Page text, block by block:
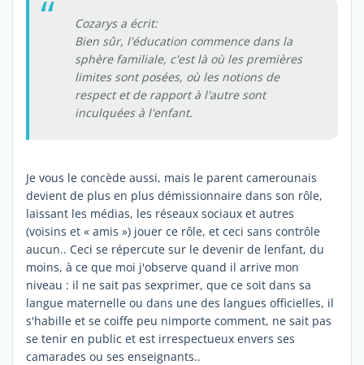
Cozarys a écrit:
Bien sûr, l'éducation commence dans la
sphère familiale, c'est là où les premières
limites sont posées, où les notions de
respect et de rapport à l'autre sont
inculquées à l'enfant.
Je vous le concède aussi, mais le parent camerounais
devient de plus en plus démissionnaire dans son rôle,
laissant les médias, les réseaux sociaux et autres
(voisins et « amis ») jouer ce rôle, et ceci sans contrôle
aucun.. Ceci se répercute sur le devenir de lenfant, du
moins, à ce que moi j'observe quand il arrive mon
niveau : il ne sait pas sexprimer, que ce soit dans sa
langue maternelle ou dans une des langues officielles, il
s'habille et se coiffe peu nimporte comment, ne sait pas
se tenir en public et est irrespectueux envers ses
camarades ou ses enseignants..